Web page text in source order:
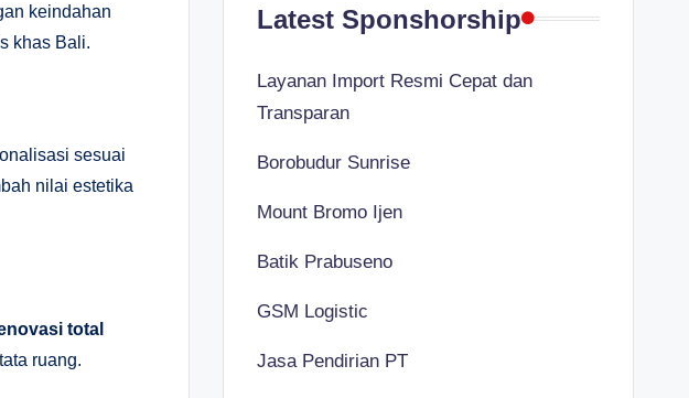
keindahan
khas Bali.
sesuai
nilai estetika
total
ruang.
Latest Sponshorship
Layanan Import Resmi Cepat dan
Transparan
Borobudur Sunrise
Mount Bromo Ijen
Batik Prabuseno
GSM Logistic
Jasa Pendirian PT